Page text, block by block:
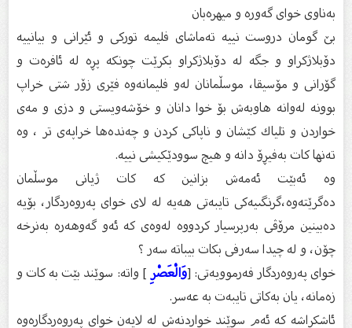
بەناوى خواى گەورە و میهرەبان
بێ گومان دروست نییە تەماشای فلیمە توركی و ئێرانی و بیانییە
دۆبلاژكراو و جگە لە دۆبلاژكراو بكرێت چونكە پڕە لە ئافرەت و
گۆرانی و مۆسیقا، موسڵمانان لەو فلیمانەوە فێری زۆر شتی خراپ
بوونە لەوانە هاوبەش بۆ خوا دانان و خۆشەویستی و دزی و مەی
خواردن و تلیاك كێشان و ناپاكی كردن و چەندەها خراپەی تر ، وە
تەنها كات بەفیڕۆ دانە و هیچ سوودێكیشی نییە.
وە ئەبێت ئەمەش بزانین کە کات ژیانى موسڵمان
دەگرێتەوە،گرنگىیەكى تایبەتى هەیە لە لاى خواى پەروەردگار، بۆیە
دەبینین مرۆڤى بەرپرسیار كردووە لەوەى كە ئەو گەوهەرە بەنرخە
چۆن، و لە چیدا سەرفى بكات بیباتە سەر ؟
خواى پەروەردگار فەرموویەتى: [وَالْعَصْرِ] واتە: سوێند بێت بە كات و
زەمانە، یان بەكاتى تایبەت بە عەسر.
ئاشكراشە كە ئەم سوێند خواردنەش لە لایەن خواى پەروەردگارەوە